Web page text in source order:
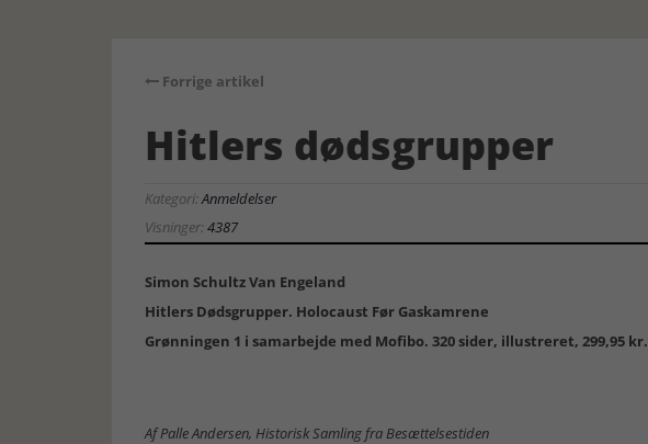
Forrige artikel
Hitlers dødsgrupper
Kategori:Anmeldelser
Visninger:4387
Simon Schultz Van Engeland
Hitlers Dødsgrupper. Holocaust Før Gaskamrene
Grønningen 1 i samarbejde med Mofibo. 320 sider, illustreret, 299,95 kr.
Af Palle Andersen, Historisk Samling fra Besættelsestiden